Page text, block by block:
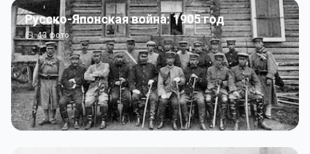
Русско-Японская война: 1905 год
43фото